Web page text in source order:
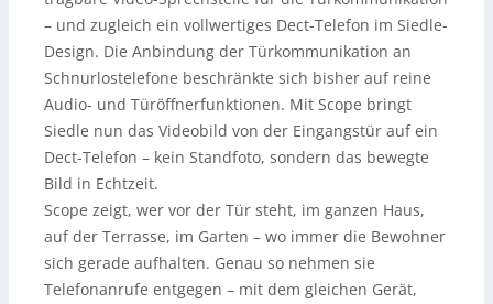
– und zugleich ein vollwertiges Dect-Telefon im Siedle-
Design. Die Anbindung der Türkommunikation an
Schnurlostelefone beschränkte sich bisher auf reine
Audio- und Türöffnerfunktionen. Mit Scope bringt
Siedle nun das Videobild von der Eingangstür auf ein
Dect-Telefon – kein Standfoto, sondern das bewegte
Bild in Echtzeit.
Scope zeigt, wer vor der Tür steht, im ganzen Haus,
auf der Terrasse, im Garten – wo immer die Bewohner
sich gerade aufhalten. Genau so nehmen sie
Telefonanrufe entgegen – mit dem gleichen Gerät,